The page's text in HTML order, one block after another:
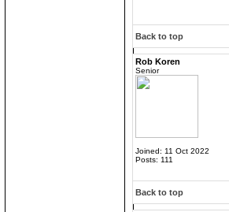
Back to top
Rob Koren
Senior
Joined: 11 Oct 2022
Posts: 111
Back to top